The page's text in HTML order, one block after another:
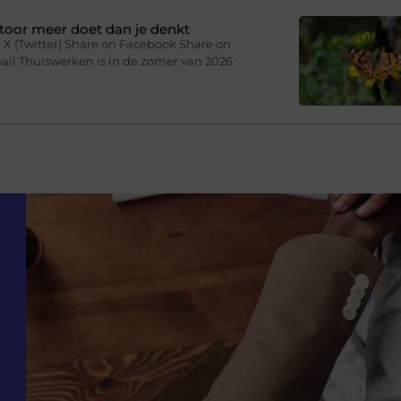
meer doet dan je denkt
(Twitter) Share on Facebook Share on
Thuiswerken is in de zomer van 2026